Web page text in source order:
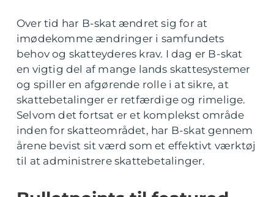
Over tid har B-skat ændret sig for at
imødekomme ændringer i samfundets
behov og skatteyderes krav. I dag er B-skat
en vigtig del af mange lands skattesystemer
og spiller en afgørende rolle i at sikre, at
skattebetalinger er retfærdige og rimelige.
Selvom det fortsat er et komplekst område
inden for skatteområdet, har B-skat gennem
årene bevist sit værd som et effektivt værktøj
til at administrere skattebetalinger.